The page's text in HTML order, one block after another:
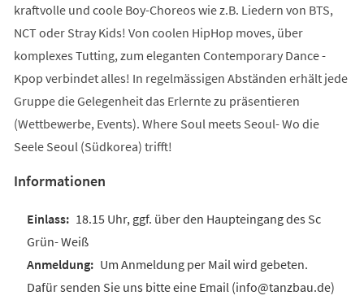
kraftvolle und coole Boy-Choreos wie z.B. Liedern von BTS,
NCT oder Stray Kids! Von coolen HipHop moves, über
komplexes Tutting, zum eleganten Contemporary Dance -
Kpop verbindet alles! In regelmässigen Abständen erhält jede
Gruppe die Gelegenheit das Erlernte zu präsentieren
(Wettbewerbe, Events). Where Soul meets Seoul- Wo die
Seele Seoul (Südkorea) trifft!
Informationen
18.15 Uhr, ggf. über den Haupteingang des Sc
Grün- Weiß
Um Anmeldung per Mail wird gebeten.
Dafür senden Sie uns bitte eine Email (info@tanzbau.de)